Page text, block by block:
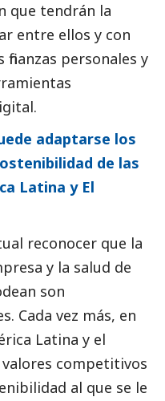
que tendrán la
entre ellos y con
personales y
adaptarse los
de las
Latina y El
reconocer que la
y la salud de
son
Cada vez más, en
Latina y el
competitivos
al que se le